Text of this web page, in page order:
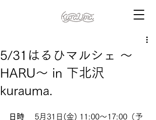
5/31はるひマルシェ 〜
HARU〜 in 下北沢
kurauma.
日時 5月31日(金) 11:00～17:00（予